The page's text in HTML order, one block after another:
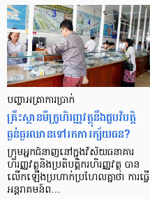
បញ្ហា​អត្រា​ការប្រាក់
គ្រឹះស្ថាន​មីក្រូ​ហិរញ្ញវត្ថុ​នឹង​ជួប​វិបត្តិ​
ធ្ងន់ធ្ងរ​ឈាន​ទៅ​រក​ការ​ក្ស័យធន?
ក្រុម​អ្នក​ជំនាញ​នៅ​ក្នុង​វិស័យ​ធនាគារ
ហិរញ្ញវត្ថុ​និង​ប្រតិបត្តិករ​ហិរញ្ញ​វត្ថុ បាន​​
លើក​ឡើង​ប្រហាក់​ប្រហែល​គ្នា​ថា ការ​ធ្វើ​
អន្តរាគមន៍​ព…